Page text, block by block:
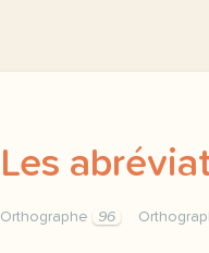
Les
Orthographe 96